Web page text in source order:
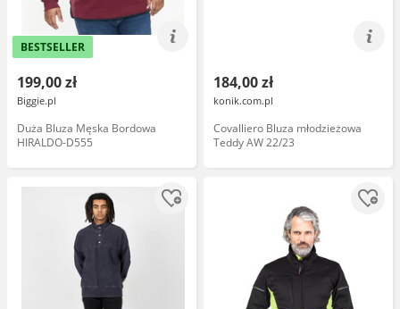
BESTSELLER
199,00 zł
Biggie.pl
Duża Bluza Męska Bordowa
HIRALDO-D555
184,00 zł
konik.com.pl
Covalliero Bluza młodzieżowa
Teddy AW 22/23